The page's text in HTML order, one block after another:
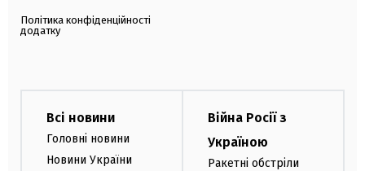
Політика конфіденційності
додатку
Всі новини
Головні новини
Новини України
Війна Росії з
Україною
Ракетні обстріли